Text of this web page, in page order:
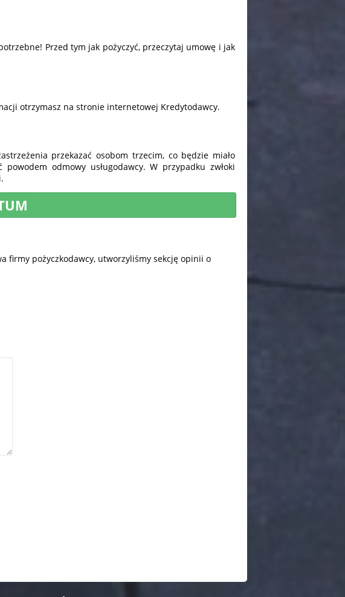
Przed tym jak pożyczyć, przeczytaj umowę i jak
otrzymasz na stronie internetowej Kredytodawcy.
przekazać osobom trzecim, co będzie miało
odmowy usługodawcy. W przypadku zwłoki
firmy pożyczkodawcy, utworzyliśmy sekcję opinii o